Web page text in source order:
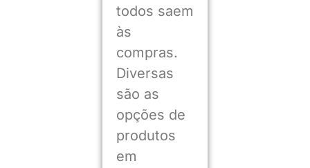
todos saem
às
compras.
Diversas
são as
opções de
produtos
em